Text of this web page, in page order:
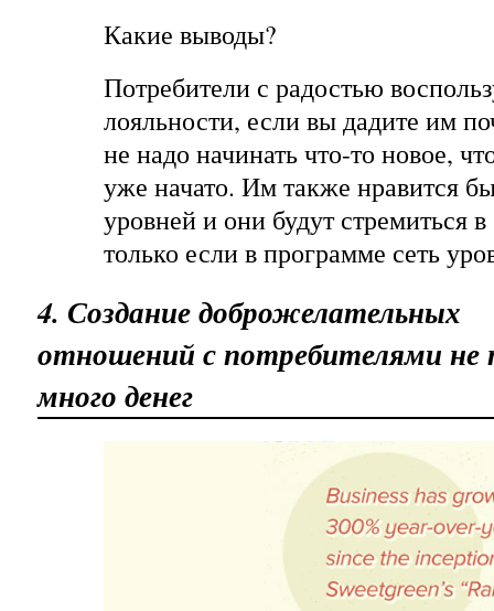
Какие выводы?
Потребители с радостью
лояльности, если вы дадите им
не надо начинать что-то новое,
уже начато. Им также нравится
уровней и они будут стремиться
только если в программе сеть
4. Создание доброжелательных
отношений с потребителями не
много денег